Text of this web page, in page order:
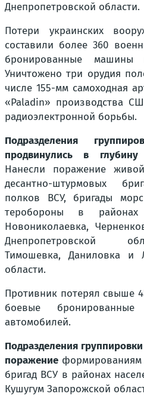
Днепропетровской области.
Потери украинских
составили более 360
бронированные машины
Уничтожено три орудия
числе 155-мм самоходная
«Paladin» производства
радиоэлектронной борьбы.
Подразделения
продвинулись в
Нанесли поражение
десантно-штурмовых
полков ВСУ, бригады
теробороны в районах
Новониколаевка,
Днепропетровской
Тимошевка, Даниловка и
области.
Противник потерял свыше
боевые
автомобилей.
Подразделения
поражение формированиям
бригад ВСУ в районах
Кушугум Запорожской